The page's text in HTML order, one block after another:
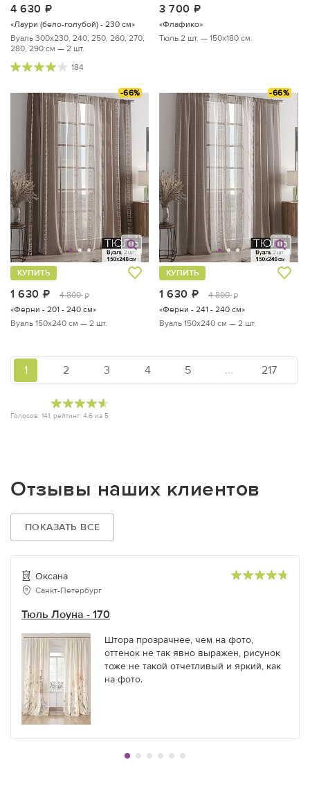
4 630
«Лаури (бело-голубой) - 230 см»
Вуаль 300х230, 240, 250, 260, 270,
280, 290 см — 2 шт.
184
3 700
«Флафико»
Тюль 2 шт. — 150х180 см.
-66%
1 630 руб.
4 800 руб.
КУПИТЬ
«Ферни - 201 - 240 см»
Вуаль 150х240 см — 2 шт.
-66%
1 630 руб.
4 800 руб.
КУПИТЬ
«Ферни - 241 - 240 см»
Вуаль 150х240 см — 2 шт.
Голосов: 141, рейтинг: 4.6 из 5
1 2 3 4 5 ... 217
Отзывы наших клиентов
ПОКАЗАТЬ ВСЕ
Оксана
Санкт-Петербург
Тюль Лоуна - 170
Штора прозрачнее, чем на фото,
оттенок не так явно выражен, рисунок
тоже не такой отчетливый и яркий, как
на фото.